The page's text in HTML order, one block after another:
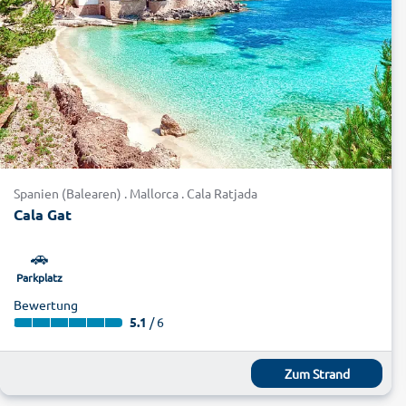
Spanien (Balearen) . Mallorca . Cala Ratjada
Cala Gat
🚗
Parkplatz
Bewertung
5.1 / 6
Zum Strand